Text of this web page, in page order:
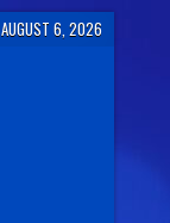
AUGUST 6, 2026